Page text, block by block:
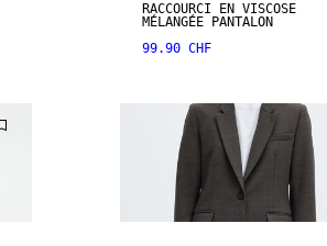
RACCOURCI EN VISCOSE
MÉLANGÉE PANTALON
99.90 CHF